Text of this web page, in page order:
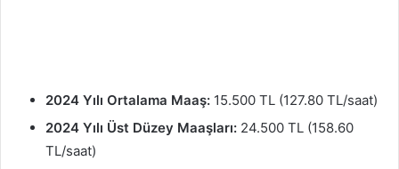
2024 Yılı Ortalama Maaş: 15.500 TL (127.80 TL/saat)
2024 Yılı Üst Düzey Maaşları: 24.500 TL (158.60
TL/saat)